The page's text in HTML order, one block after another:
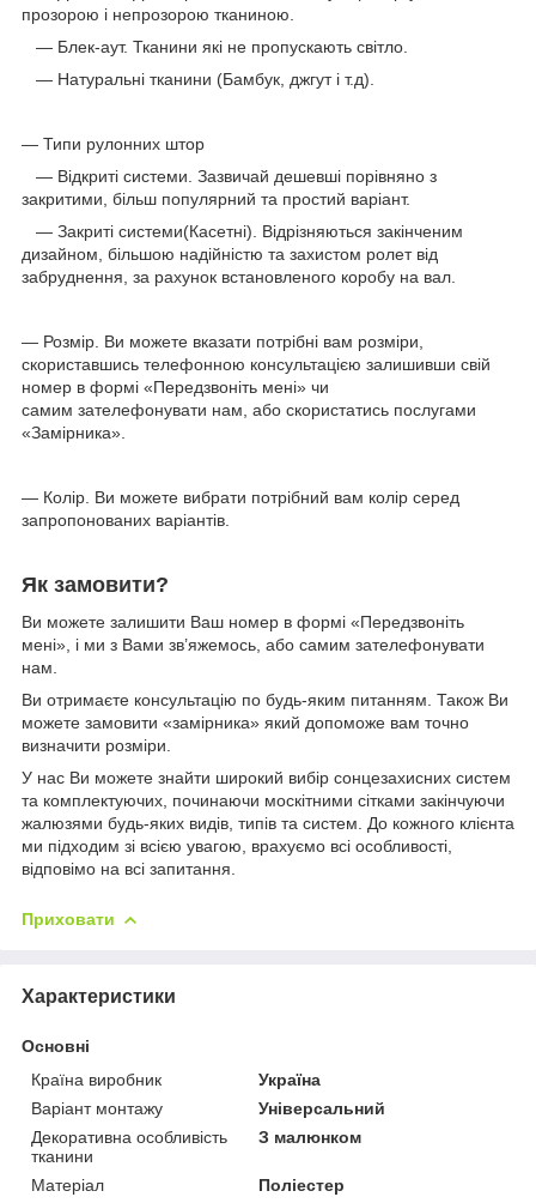
прозорою і непрозорою тканиною.
— Блек-аут. Тканини які не пропускають світло.
— Натуральні тканини (Бамбук, джгут і т.д).
— Типи рулонних штор
— Відкриті системи. Зазвичай дешевші порівняно з
закритими, більш популярний та простий варіант.
— Закриті системи(Касетні). Відрізняються закінченим
дизайном, більшою надійністю та захистом ролет від
забруднення, за рахунок встановленого коробу на вал.
— Розмір. Ви можете вказати потрібні вам розміри,
скориставшись телефонною консультацією залишивши свій
номер в формі «Передзвоніть мені» чи
самим зателефонувати нам, або скористатись послугами
«Замірника».
— Колір. Ви можете вибрати потрібний вам колір серед
запропонованих варіантів.
Як замовити?
Ви можете залишити Ваш номер в формі «Передзвоніть
мені», і ми з Вами зв’яжемось, або самим зателефонувати
нам.
Ви отримаєте консультацію по будь-яким питанням. Також Ви
можете замовити «замірника» який допоможе вам точно
визначити розміри.
У нас Ви можете знайти широкий вибір сонцезахисних систем
та комплектуючих, починаючи москітними сітками закінчуючи
жалюзями будь-яких видів, типів та систем. До кожного клієнта
ми підходим зі всією увагою, врахуємо всі особливості,
відповімо на всі запитання.
Приховати
Характеристики
Основні
Країна виробник
Україна
Варіант монтажу
Універсальний
Декоративна особливість
тканини
З малюнком
Матеріал
Поліестер